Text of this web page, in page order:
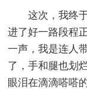
这次，我终
进了好一路段程
一声，我是连人
了，手和腿也划
眼泪在滴滴嗒嗒